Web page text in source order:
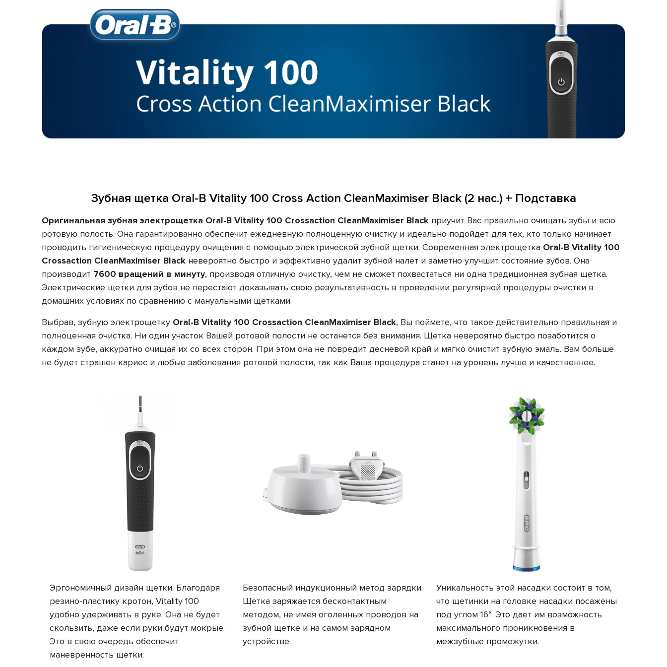
Зубная щетка Oral-B Vitality 100 Cross Action CleanMaximiser Black (2 нас.) + Подставка
Оригинальная зубная электрощетка Oral-B Vitality 100 Crossaction CleanMaximiser Black приучит Вас правильно очищать зубы и всю
ротовую полость. Она гарантированно обеспечит ежедневную полноценную очистку и идеально подойдет для тех, кто только начинает
проводить гигиеническую процедуру очищения с помощью электрической зубной щетки. Современная электрощетка Oral-B Vitality 100
Crossaction CleanMaximiser Black невероятно быстро и эффективно удалит зубной налет и заметно улучшит состояние зубов. Она
производит 7600 вращений в минуту, производя отличную очистку, чем не сможет похвастаться ни одна традиционная зубная щетка.
Электрические щетки для зубов не перестают доказывать свою результативность в проведении регулярной процедуры очистки в
домашних условиях по сравнению с мануальными щетками.
Выбрав, зубную электрощетку Oral-B Vitality 100 Crossaction CleanMaximiser Black, Вы поймете, что такое действительно правильная и
полноценная очистка. Ни один участок Вашей ротовой полости не останется без внимания. Щетка невероятно быстро позаботится о
каждом зубе, аккуратно очищая их со всех сторон. При этом она не повредит десневой край и мягко очистит зубную эмаль. Вам больше
не будет страшен кариес и любые заболевания ротовой полости, так как Ваша процедура станет на уровень лучше и качественнее.
Эргономичный дизайн щетки. Благодаря
резино-пластику кротон, Vitality 100
удобно удерживать в руке. Она не будет
скользить, даже если руки будут мокрые.
Это в свою очередь обеспечит
маневренность щетки.
Безопасный индукционный метод зарядки.
Щетка заряжается бесконтактным
методом, не имея оголенных проводов на
зубной щетке и на самом зарядном
устройстве.
Уникальность этой насадки состоит в том,
что щетинки на головке насадки посажены
под углом 16°. Это дает им возможность
максимального проникновения в
межзубные промежутки.